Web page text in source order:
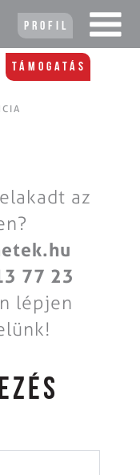
Profil
Támogatás
az
77 23
lépjen